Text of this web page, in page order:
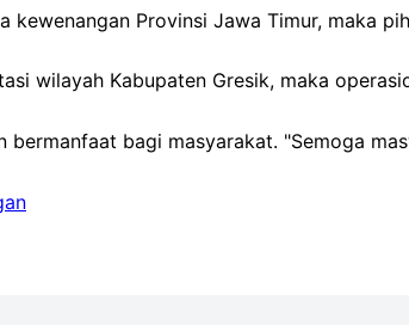
Provinsi Jawa Timur, maka
wilayah Kabupaten Gresik, maka
bagi masyarakat. "Semoga